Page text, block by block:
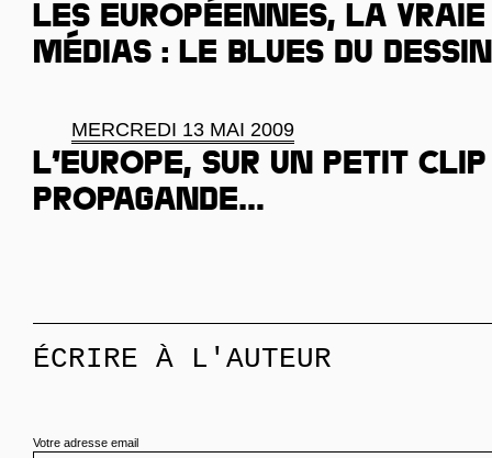
Les Européennes, la
médias : le blues du
MERCREDI 13 MAI 2009
L’Europe, sur un petit clip
propagande…
ÉCRIRE À L'AUTEUR
Votre adresse email